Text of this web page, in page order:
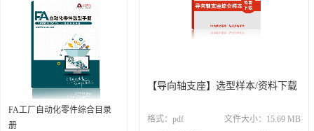
FA工厂自动化零件综合目录
册
【导向轴支座】选型样本/资料下载
格式： pdf 文件大小： 15.69 MB